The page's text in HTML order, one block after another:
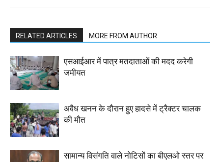
RELATED ARTICLES MORE FROM AUTHOR
एसआईआर में पात्र मतदाताओं की मदद करेगी
जमीयत
अवैध खनन के दौरान हुए हादसे में ट्रैक्टर चालक
की मौत
सामान्य विसंगति वाले नोटिसों का बीएलओ स्तर पर